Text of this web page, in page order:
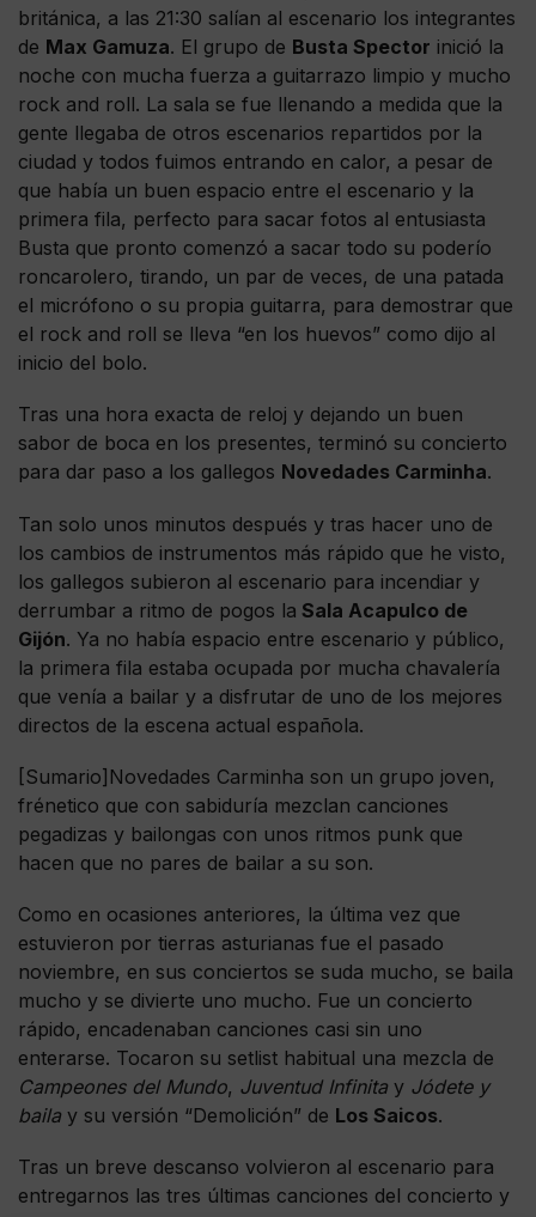
británica, a las 21:30 salían al escenario los integrantes
de Max Gamuza. El grupo de Busta Spector inició la
noche con mucha fuerza a guitarrazo limpio y mucho
rock and roll. La sala se fue llenando a medida que la
gente llegaba de otros escenarios repartidos por la
ciudad y todos fuimos entrando en calor, a pesar de
que había un buen espacio entre el escenario y la
primera fila, perfecto para sacar fotos al entusiasta
Busta que pronto comenzó a sacar todo su poderío
roncarolero, tirando, un par de veces, de una patada
el micrófono o su propia guitarra, para demostrar que
el rock and roll se lleva “en los huevos” como dijo al
inicio del bolo.
Tras una hora exacta de reloj y dejando un buen
sabor de boca en los presentes, terminó su concierto
para dar paso a los gallegos Novedades Carminha.
Tan solo unos minutos después y tras hacer uno de
los cambios de instrumentos más rápido que he visto,
los gallegos subieron al escenario para incendiar y
derrumbar a ritmo de pogos la Sala Acapulco de
Gijón. Ya no había espacio entre escenario y público,
la primera fila estaba ocupada por mucha chavalería
que venía a bailar y a disfrutar de uno de los mejores
directos de la escena actual española.
[Sumario]Novedades Carminha son un grupo joven,
frénetico que con sabiduría mezclan canciones
pegadizas y bailongas con unos ritmos punk que
hacen que no pares de bailar a su son.
Como en ocasiones anteriores, la última vez que
estuvieron por tierras asturianas fue el pasado
noviembre, en sus conciertos se suda mucho, se baila
mucho y se divierte uno mucho. Fue un concierto
rápido, encadenaban canciones casi sin uno
enterarse. Tocaron su setlist habitual una mezcla de
Campeones del Mundo, Juventud Infinita y Jódete y
baila y su versión “Demolición” de Los Saicos.
Tras un breve descanso volvieron al escenario para
entregarnos las tres últimas canciones del concierto y